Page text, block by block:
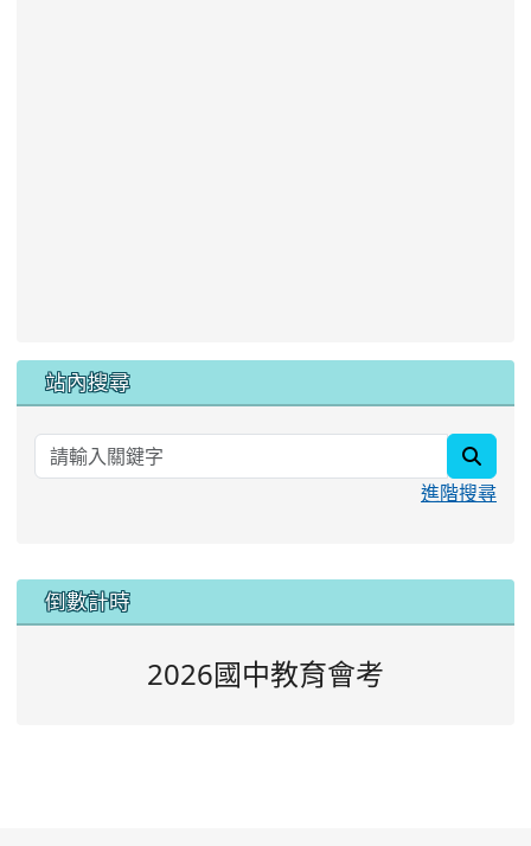
站內搜尋
進階搜尋
::: 倒數計時
2026國中教育會考